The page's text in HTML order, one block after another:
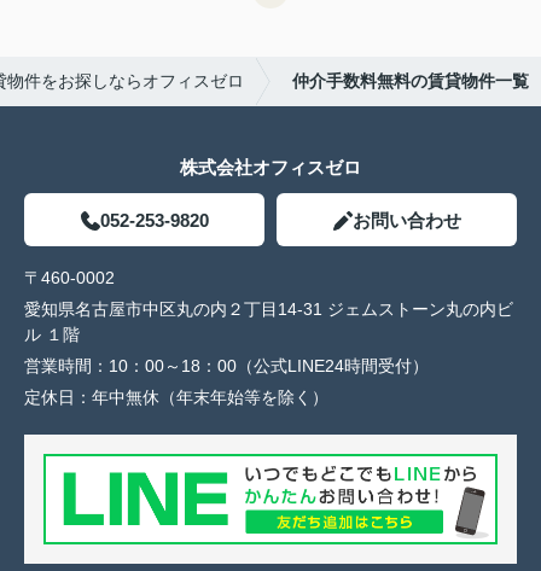
物件をお探しならオフィスゼロ 仲介手数料無料の賃貸物件一覧
株式会社オフィスゼロ
052-253-9820 お問い合わせ
〒460-0002
愛知県名古屋市中区丸の内２丁目14-31 ジェムストーン丸の内ビ
ル １階
営業時間： 10：00～18：00（公式LINE24時間受付）
定休日： 年中無休（年末年始等を除く）